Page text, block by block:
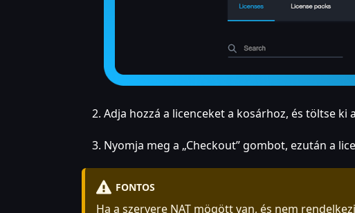
Adja hozzá a licenceket a kosárhoz, és töltse ki
Nyomja meg a „Checkout” gombot, ezután a
FONTOS
Ha a szervere NAT mögött van, és nem